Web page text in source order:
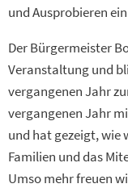
und Ausprobieren
Der Bürgermeister
Veranstaltung und
vergangenen Jahr
vergangenen Jahr
und hat gezeigt, wie
Familien und das
Umso mehr freuen